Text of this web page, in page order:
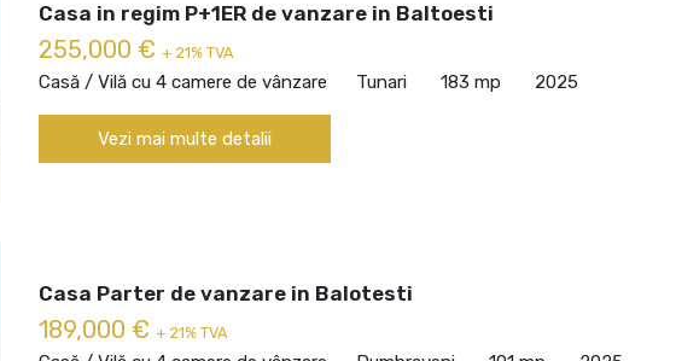
Casa in regim P+1ER de vanzare in Baltoesti
255,000 € + 21% TVA
Casă / Vilă cu 4 camere de vânzare Tunari 183 mp 2025
Vezi mai multe detalii
Casa Parter de vanzare in Balotesti
189,000 € + 21% TVA